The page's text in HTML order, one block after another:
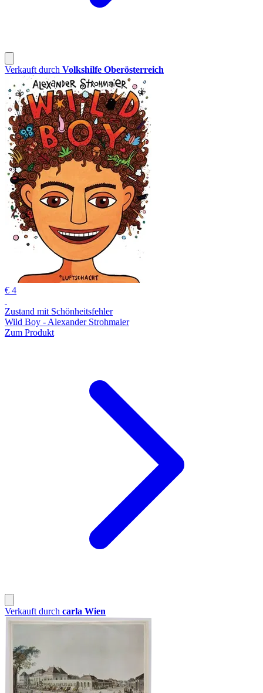
Verkauft durch Volkshilfe Oberösterreich
€ 4
Zustand mit Schönheitsfehler
Wild Boy - Alexander Strohmaier
Zum Produkt
Verkauft durch carla Wien